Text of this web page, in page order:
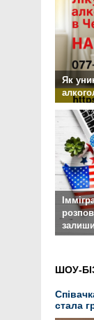
Як
ШОУ-
стала